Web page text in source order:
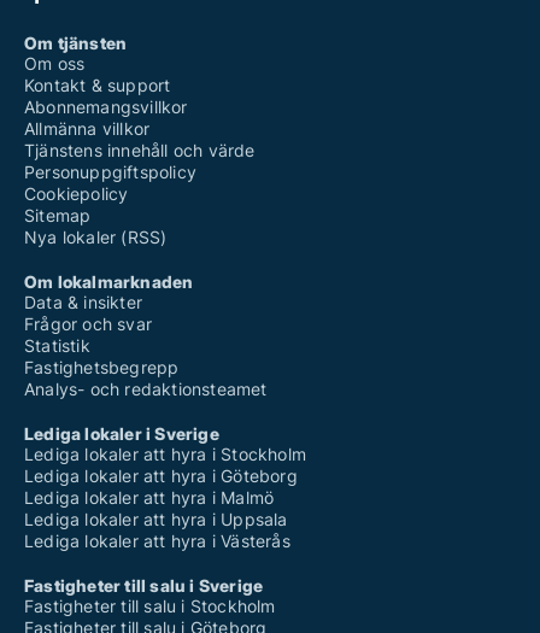
Om tjänsten
Om oss
Kontakt & support
Abonnemangsvillkor
Allmänna villkor
Tjänstens innehåll och värde
Personuppgiftspolicy
Cookiepolicy
Sitemap
Nya lokaler (RSS)
Om lokalmarknaden
Data & insikter
Frågor och svar
Statistik
Fastighetsbegrepp
Analys- och redaktionsteamet
Lediga lokaler i Sverige
Lediga lokaler att hyra i Stockholm
Lediga lokaler att hyra i Göteborg
Lediga lokaler att hyra i Malmö
Lediga lokaler att hyra i Uppsala
Lediga lokaler att hyra i Västerås
Fastigheter till salu i Sverige
Fastigheter till salu i Stockholm
Fastigheter till salu i Göteborg